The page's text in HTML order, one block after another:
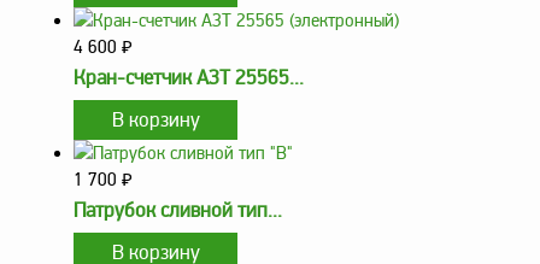
Доставка
самовывоз
возврат
Вакансии
4 600 ₽
Кран-счетчик АЗТ 25565...
1 700 ₽
Патрубок сливной тип...